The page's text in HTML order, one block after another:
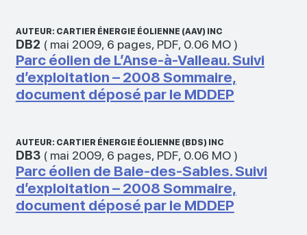
AUTEUR: CARTIER ÉNERGIE ÉOLIENNE (AAV) INC
DB2 ( mai 2009, 6 pages, PDF, 0.06 MO)
Parc éolien de L’Anse-à-Valleau. Suivi
d’exploitation – 2008 Sommaire,
document déposé par le MDDEP
AUTEUR: CARTIER ÉNERGIE ÉOLIENNE (BDS) INC
DB3( mai 2009, 6 pages, PDF, 0.06 MO)
Parc éolien de Baie-des-Sables. Suivi
d’exploitation – 2008 Sommaire,
document déposé par le MDDEP